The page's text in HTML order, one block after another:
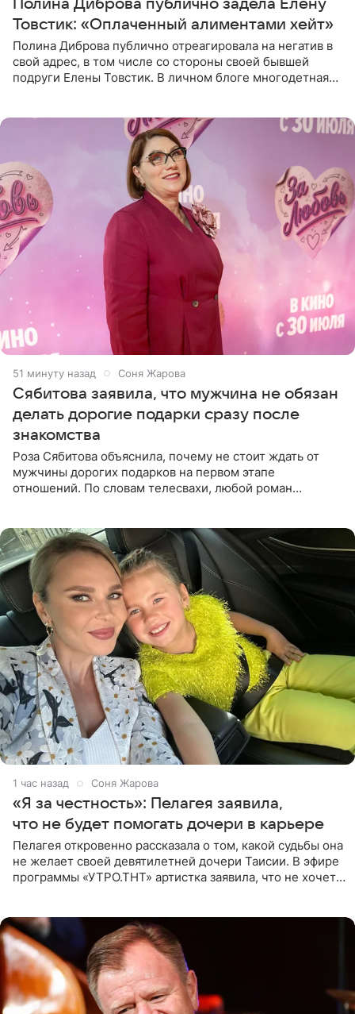
Полина Диброва публично задела Елену
Товстик: «Оплаченный алиментами хейт»
Полина Диброва публично отреагировала на негатив в
свой адрес, в том числе со стороны своей бывшей
подруги Елены Товстик. В личном блоге многодетная
51 минуту назад Соня Жарова
Сябитова заявила, что мужчина не обязан
делать дорогие подарки сразу после
знакомства
Роза Сябитова объяснила, почему не стоит ждать от
мужчины дорогих подарков на первом этапе
отношений. По словам телесвахи, любой роман
1 час назад Соня Жарова
«Я за честность»: Пелагея заявила,
что не будет помогать дочери в карьере
Пелагея откровенно рассказала о том, какой судьбы она
не желает своей девятилетней дочери Таисии. В эфире
программы «УТРО.ТНТ» артистка заявила, что не хочет